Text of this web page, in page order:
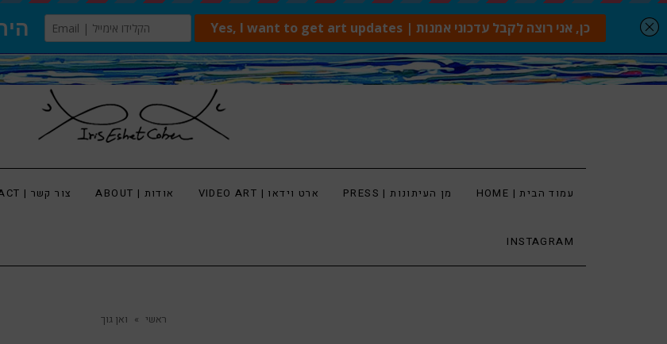
עמוד הבית | HOME מן העיתונות | PRESS ארט וידאו | VIDEO ART אודות | ABOUT צור קשר | CONCTACT
INSTAGRAM
ראשי » ואן גוך